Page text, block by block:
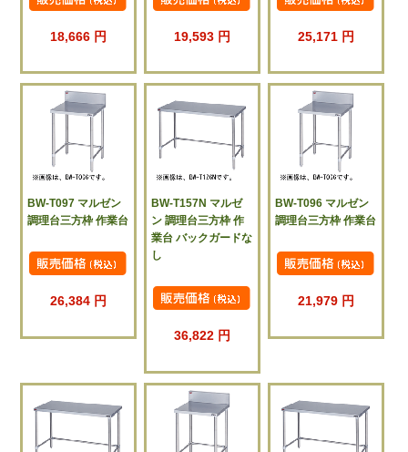
18,666 円 19,593 円 25,171 円
BW-T097 マルゼン
調理台三方枠 作業台
26,384 円
BW-T157N マルゼ
ン 調理台三方枠 作
業台 バックガードな
し
36,822 円
BW-T096 マルゼン
調理台三方枠 作業台
21,979 円